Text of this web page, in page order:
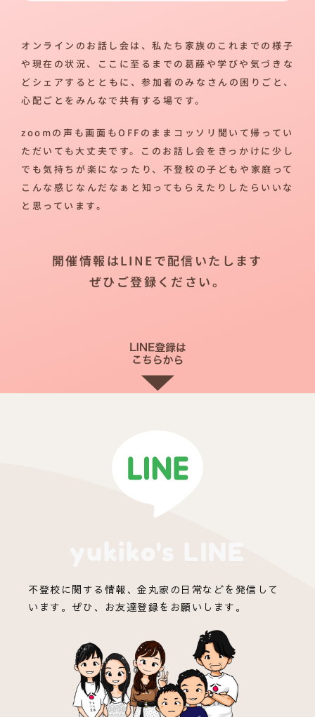
オンラインのお話し会は、私たち家族のこれまでの様子
や現在の状況、ここに至るまでの葛藤や学びや気づきな
どシェアするとともに、参加者のみなさんの困りごと、
心配ごとをみんなで共有する場です。
zoomの声も画面もOFFのままコッソリ聞いて帰ってい
ただいても大丈夫です。このお話し会をきっかけに少し
でも気持ちが楽になったり、不登校の子どもや家庭って
こんな感じなんだなぁと知ってもらえたりしたらいいな
と思っています。
開催情報はLINEで配信いたします
ぜひご登録ください。
不登校に関する情報、金丸家の日常などを発信して
います。ぜひ、お友達登録をお願いします。